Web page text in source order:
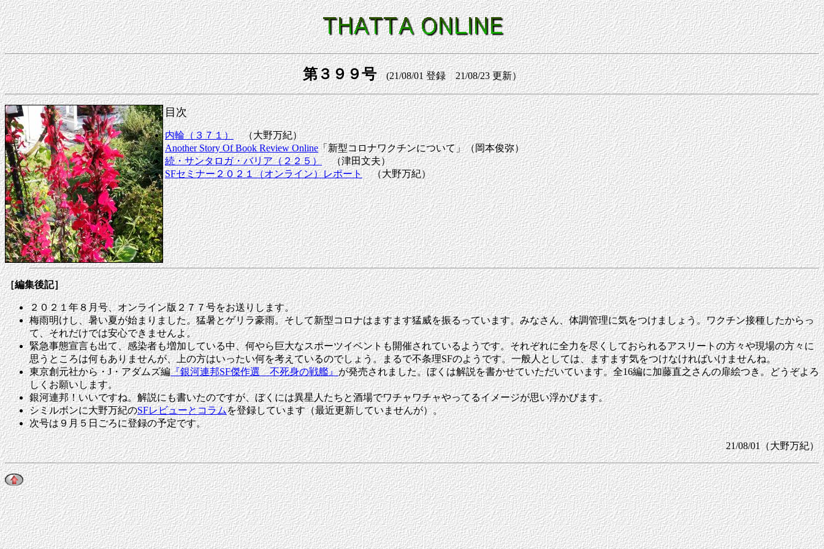
第３９９号(21/08/01 登録 21/08/23 更新）
目次
内輪（３７１）（大野万紀）
Another Story Of Book Review Online「新型コロナワクチンについて」（岡本俊弥）
続・サンタロガ・バリア（２２５）（津田文夫）
SFセミナー２０２１（オンライン）レポート（大野万紀）
［編集後記］
２０２１年８月号、オンライン版２７７号をお送りします。
梅雨明けし、暑い夏が始まりました。猛暑とゲリラ豪雨。そして新型コロナはますます猛威を振るっています。みなさん、体調管理に気をつけましょう。ワクチン接種したからっ
て、それだけでは安心できませんよ。
緊急事態宣言も出て、感染者も増加している中、何やら巨大なスポーツイベントも開催されているようです。それぞれに全力を尽くしておられるアスリートの方々や現場の方々に
思うところは何もありませんが、上の方はいったい何を考えているのでしょう。まるで不条理SFのようです。一般人としては、ますます気をつけなければいけませんね。
東京創元社から・J・アダムズ編『銀河連邦SF傑作選 不死身の戦艦』が発売されました。ぼくは解説を書かせていただいています。全16編に加藤直之さんの扉絵つき。どうぞよろ
しくお願いします。
銀河連邦！いいですね。解説にも書いたのですが、ぼくには異星人たちと酒場でワチャワチャやってるイメージが思い浮かびます。
シミルボンに大野万紀のSFレビューとコラムを登録しています（最近更新していませんが）。
次号は９月５日ごろに登録の予定です。
21/08/01（大野万紀）